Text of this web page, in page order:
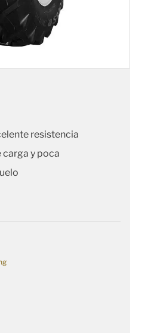
resistencia
carga y poca